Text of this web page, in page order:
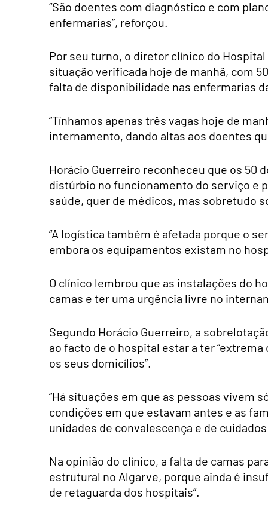
“São doentes com diagnóstico e com
enfermarias”, reforçou.
Por seu turno, o diretor clínico do
situação verificada hoje de manhã, com
falta de disponibilidade nas enfermarias
“Tínhamos apenas três vagas hoje de
internamento, dando altas aos doentes
Horácio Guerreiro reconheceu que os 50
distúrbio no funcionamento do serviço e
saúde, quer de médicos, mas sobretudo
“A logística também é afetada porque o
embora os equipamentos existam no
O clínico lembrou que as instalações do
camas e ter uma urgência livre no
Segundo Horácio Guerreiro, a
ao facto de o hospital estar a ter
os seus domicílios”.
“Há situações em que as pessoas vivem
condições em que estavam antes e as
unidades de convalescença e de
Na opinião do clínico, a falta de camas
estrutural no Algarve, porque ainda é
de retaguarda dos hospitais”.